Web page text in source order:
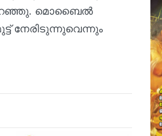
പറഞ്ഞു. മൊബൈല്‍
നേരിടുന്നുവെന്നും